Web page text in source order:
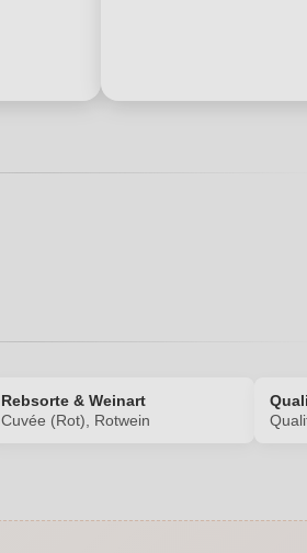
Rebsorte & Weinart
Cuvée (Rot), Rotwein